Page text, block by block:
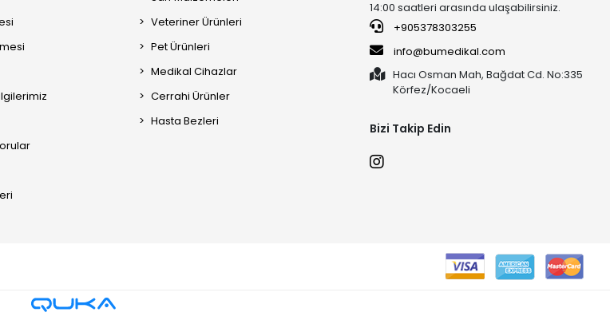
Veteriner Ürünleri
Pet Ürünleri
Medikal Cihazlar
Cerrahi Ürünler
Hasta Bezleri
14:00 saatleri arasında ulaşabilirsiniz.
+905378303255
info@bumedikal.com
Hacı Osman Mah, Bağdat Cd. No:335
Körfez/Kocaeli
Bizi Takip Edin